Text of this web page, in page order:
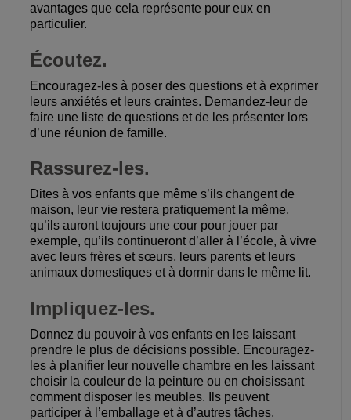
avantages que cela représente pour eux en
particulier.
Écoutez.
Encouragez-les à poser des questions et à exprimer
leurs anxiétés et leurs craintes. Demandez-leur de
faire une liste de questions et de les présenter lors
d’une réunion de famille.
Rassurez-les.
Dites à vos enfants que même s’ils changent de
maison, leur vie restera pratiquement la même,
qu’ils auront toujours une cour pour jouer par
exemple, qu’ils continueront d’aller à l’école, à vivre
avec leurs frères et sœurs, leurs parents et leurs
animaux domestiques et à dormir dans le même lit.
Impliquez-les.
Donnez du pouvoir à vos enfants en les laissant
prendre le plus de décisions possible. Encouragez-
les à planifier leur nouvelle chambre en les laissant
choisir la couleur de la peinture ou en choisissant
comment disposer les meubles. Ils peuvent
participer à l’emballage et à d’autres tâches,